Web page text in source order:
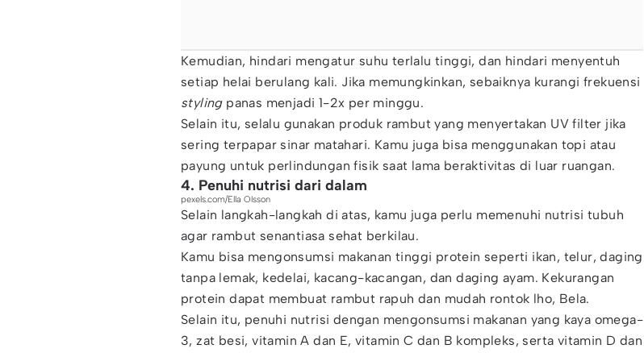
Kemudian, hindari mengatur suhu terlalu tinggi, dan hindari menyentuh
setiap helai berulang kali. Jika memungkinkan, sebaiknya kurangi frekuensi
styling panas menjadi 1-2x per minggu.
Selain itu, selalu gunakan produk rambut yang menyertakan UV filter jika
sering terpapar sinar matahari. Kamu juga bisa menggunakan topi atau
payung untuk perlindungan fisik saat lama beraktivitas di luar ruangan.
4. Penuhi nutrisi dari dalam
pexels.com/Ella Olsson
Selain langkah-langkah di atas, kamu juga perlu memenuhi nutrisi tubuh
agar rambut senantiasa sehat berkilau.
Kamu bisa mengonsumsi makanan tinggi protein seperti ikan, telur, daging
tanpa lemak, kedelai, kacang-kacangan, dan daging ayam. Kekurangan
protein dapat membuat rambut rapuh dan mudah rontok lho, Bela.
Selain itu, penuhi nutrisi dengan mengonsumsi makanan yang kaya omega-
3, zat besi, vitamin A dan E, vitamin C dan B kompleks, serta vitamin D dan